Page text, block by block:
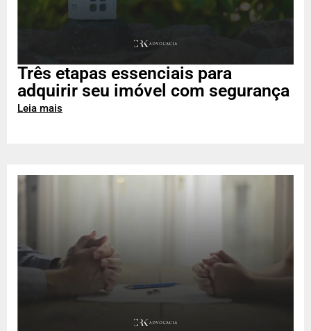
Três etapas essenciais para
adquirir seu imóvel com segurança
Leia mais